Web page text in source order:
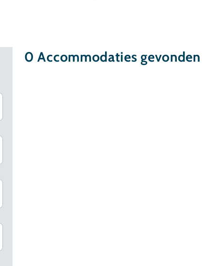
0 Accommodaties gevonden